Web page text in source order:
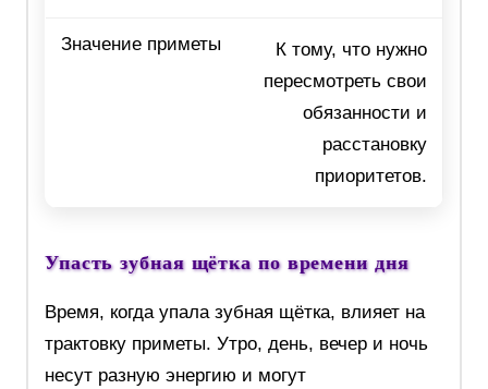
К тому, что нужно
пересмотреть свои
обязанности и
расстановку
приоритетов.
Упасть зубная щётка по времени дня
Время, когда упала зубная щётка, влияет на
трактовку приметы. Утро, день, вечер и ночь
несут разную энергию и могут